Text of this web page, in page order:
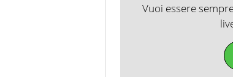
Vuoi essere